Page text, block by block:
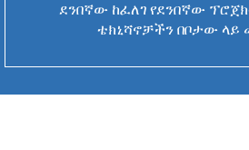
ደንበኛው ከፈለገ የደንበኛው
ቴክኒሻኖቻችን በቦታው